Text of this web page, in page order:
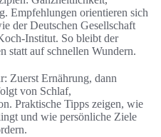
Empfehlungen orientieren sich
der Deutschen Gesellschaft
Institut. So bleibt der
statt auf schnellen Wundern.
Zuerst Ernährung, dann
von Schlaf,
Praktische Tipps zeigen, wie
und wie persönliche Ziele